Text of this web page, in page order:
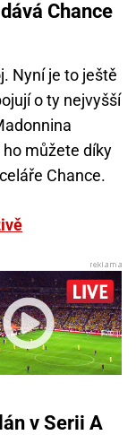
Chance
Nyní je to ještě
o ty nejvyšší
ho můžete díky
Chance.
v Serii A